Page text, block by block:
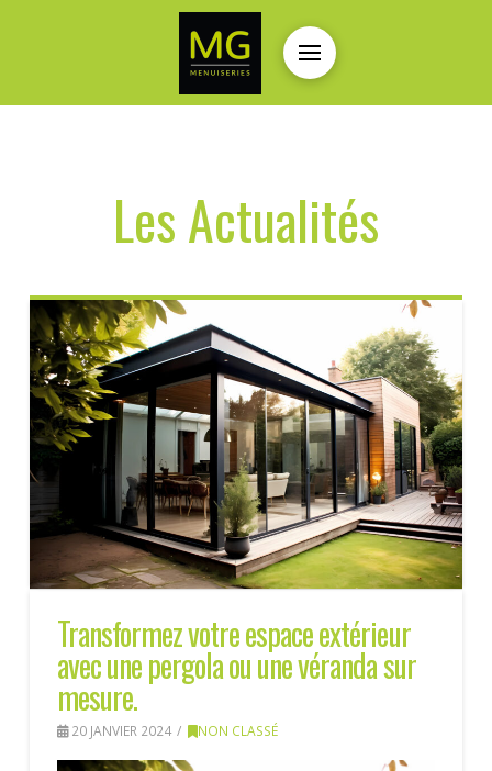
Les Actualités
Transformez votre espace extérieur
avec une pergola ou une véranda sur
mesure.
20 JANVIER 2024 NON CLASSÉ